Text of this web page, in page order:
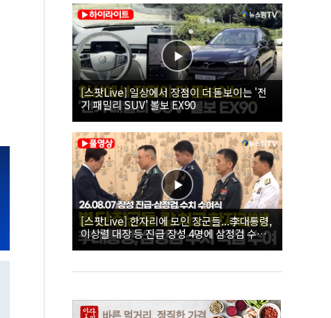
[스팟Live] 일상에서 장점이 더 돋보이는 '전
기 패밀리 SUV' 볼보 EX90
[스팟Live] 한자리에 모인 장군들...李대통령,
이상렬 대장 등 진급 장성 4명에 삼정검 수치
직접 수여｜26.08.07 장성 진급·삼정검 수치